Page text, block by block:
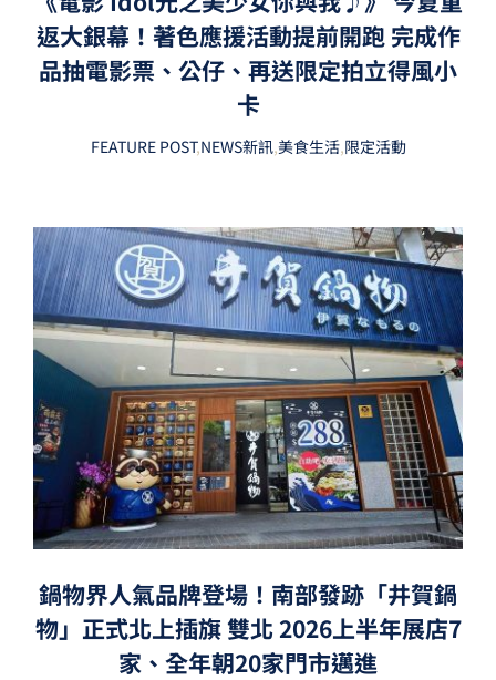
返大銀幕！著色應援活動提前開跑 完成作
品抽電影票、公仔、再送限定拍立得風小
卡
FEATURE POST,NEWS新訊,美食生活,限定活動
鍋物界人氣品牌登場！南部發跡「井賀鍋
物」正式北上插旗 雙北 2026上半年展店7
家、全年朝20家門市邁進